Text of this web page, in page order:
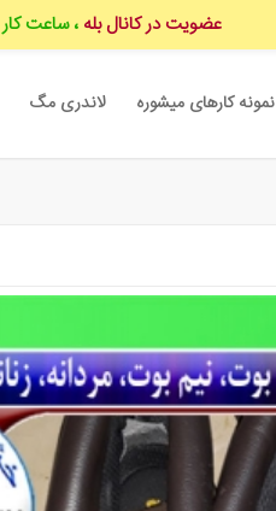
نمونه کارهای میشوره لاندری مگ
عضویت در کانال بله ، ساعت کار 8:30تا13:30 و 15:45تا20:15 - 02144699661 - 09044699661